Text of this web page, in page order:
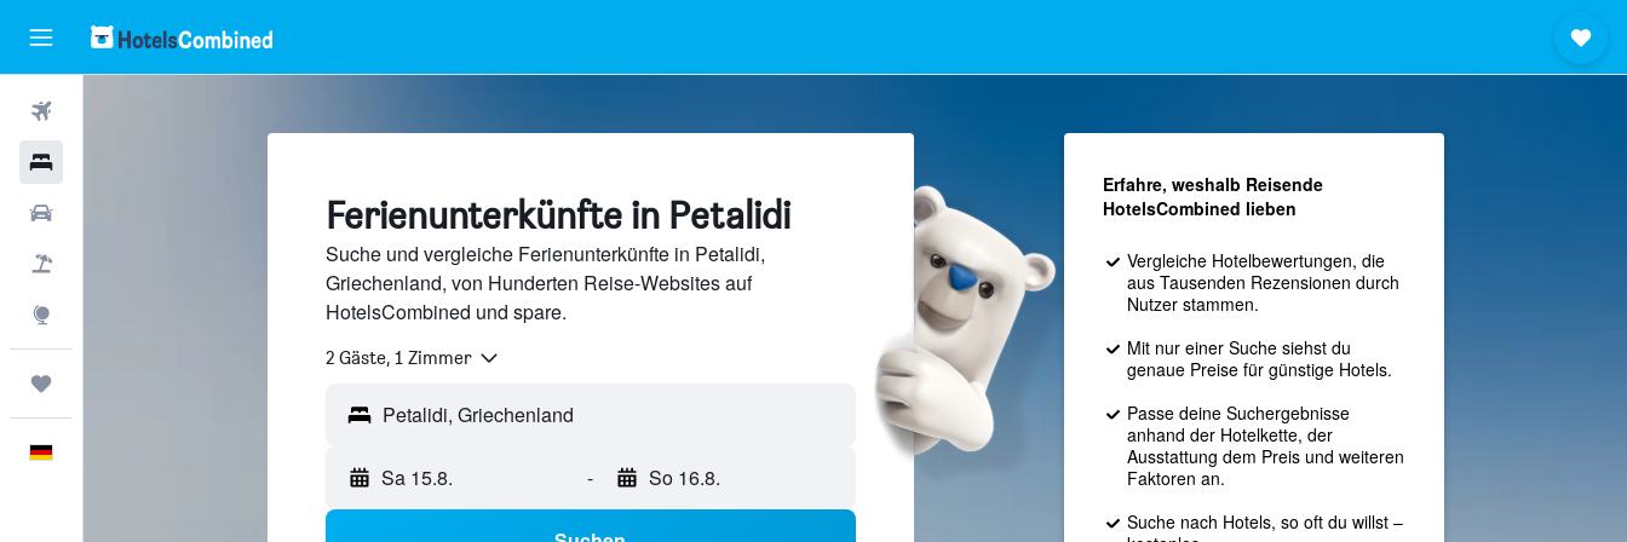
Ferienunterkünfte in Petalidi
Suche und vergleiche Ferienunterkünfte in Petalidi,
Griechenland, von Hunderten Reise-Websites auf
HotelsCombined und spare.
2 Gäste, 1 Zimmer
Sa 15.8. - So 16.8.
Erfahre, weshalb Reisende
HotelsCombined lieben
Vergleiche Hotelbewertungen, die
aus Tausenden Rezensionen durch
Nutzer stammen.
Mit nur einer Suche siehst du
genaue Preise für günstige Hotels.
Passe deine Suchergebnisse
anhand der Hotelkette, der
Ausstattung dem Preis und weiteren
Faktoren an.
Suche nach Hotels, so oft du willst –